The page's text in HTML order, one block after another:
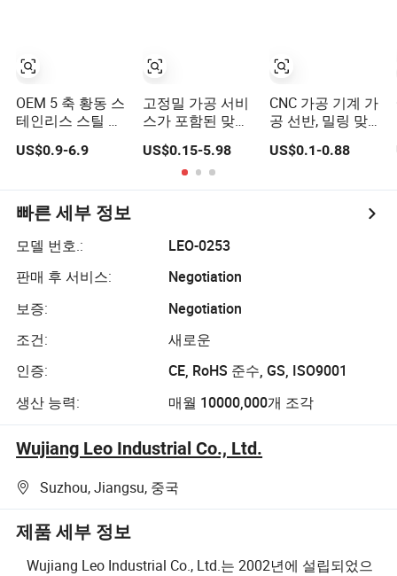
OEM 5 축 황동 스
테인리스 스틸 가
가공 PTFE 부품
US$0.9-6.9
고정밀 가공 서비
스가 포함된 맞춤
US$0.15-5.98
CNC 가공 기계 가
공 선반, 밀링 맞
구리 합금/ 알루
철 금속 부품 자동
차 산업 하드웨어
US$0.1-0.88
빠른 세부 정보
모델 번호.:
LEO-0253
판매 후 서비스:
Negotiation
보증:
Negotiation
조건:
새로운
인증:
CE, RoHS 준수, GS, ISO9001
생산 능력:
매월 10000,000개 조각
Wujiang Leo Industrial Co., Ltd.
Suzhou, Jiangsu, 중국
제품 세부 정보
Wujiang Leo Industrial Co., Ltd.는 2002년에 설립되었으